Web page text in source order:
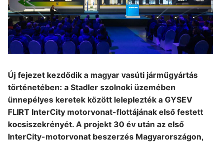
Új fejezet kezdődik a magyar vasúti járműgyártás
történetében: a Stadler szolnoki üzemében
ünnepélyes keretek között leleplezték a GYSEV
FLIRT InterCity motorvonat-flottájának első festett
kocsiszekrényét. A projekt 30 év után az első
InterCity-motorvonat beszerzés Magyarországon,